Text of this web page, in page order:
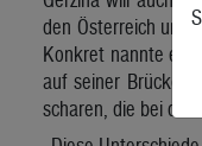
den Österreich und
Konkret nannte er
auf seiner
scharen, die bei der